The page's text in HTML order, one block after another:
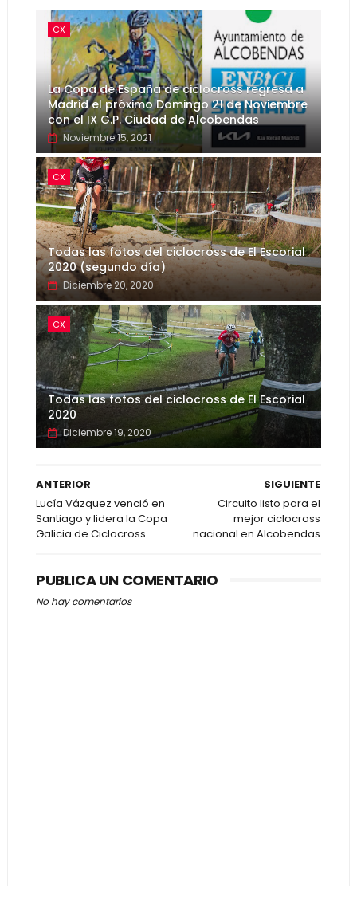
CX
La Copa de España de ciclocross regresa a
Madrid el próximo Domingo 21 de Noviembre
con el IX G.P. Ciudad de Alcobendas
Noviembre 15, 2021
CX
Todas las fotos del ciclocross de El Escorial
2020 (segundo día)
Diciembre 20, 2020
CX
Todas las fotos del ciclocross de El Escorial
2020
Diciembre 19, 2020
SIGUIENTE
Circuito listo para el
mejor ciclocross
nacional en Alcobendas
ANTERIOR
Lucía Vázquez venció en
Santiago y lidera la Copa
Galicia de Ciclocross
PUBLICA UN COMENTARIO
No hay comentarios